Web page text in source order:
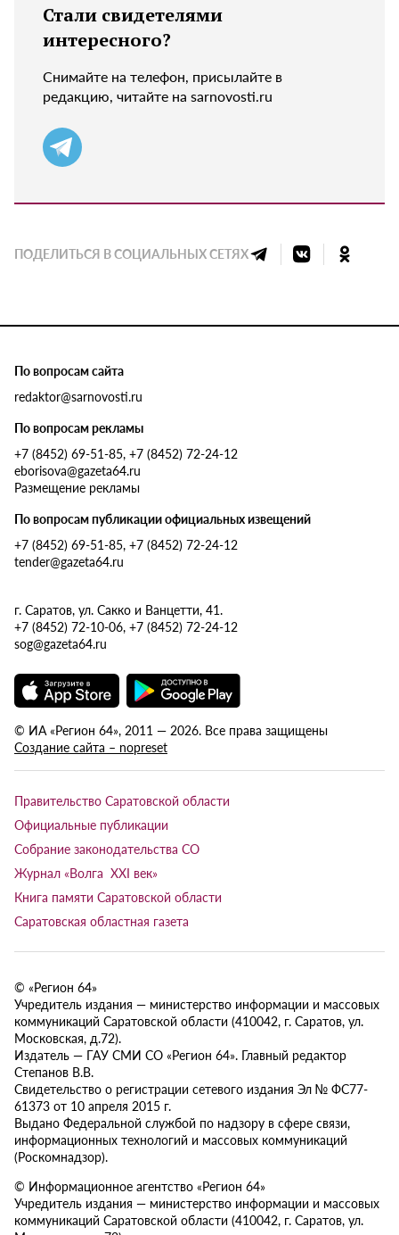
Стали свидетелями
интересного?
Снимайте на телефон, присылайте в
редакцию, читайте на sarnovosti.ru
ПОДЕЛИТЬСЯ В СОЦИАЛЬНЫХ СЕТЯХ
По вопросам сайта
redaktor@sarnovosti.ru
По вопросам рекламы
+7 (8452) 69-51-85, +7 (8452) 72-24-12
eborisova@gazeta64.ru
Размещение рекламы
По вопросам публикации официальных извещений
+7 (8452) 69-51-85, +7 (8452) 72-24-12
tender@gazeta64.ru
г. Саратов, ул. Сакко и Ванцетти, 41.
+7 (8452) 72-10-06, +7 (8452) 72-24-12
sog@gazeta64.ru
© ИА «Регион 64», 2011 — 2026. Все права защищены
Создание сайта – nopreset
Правительство Саратовской области
Официальные публикации
Собрание законодательства СО
Журнал «Волга XXI век»
Книга памяти Саратовской области
Саратовская областная газета
© «Регион 64»
Учредитель издания — министерство информации и массовых
коммуникаций Саратовской области (410042, г. Саратов, ул.
Московская, д.72).
Издатель — ГАУ СМИ СО «Регион 64». Главный редактор
Степанов В.В.
Свидетельство о регистрации сетевого издания Эл № ФС77-
61373 от 10 апреля 2015 г.
Выдано Федеральной службой по надзору в сфере связи,
информационных технологий и массовых коммуникаций
(Роскомнадзор).
© Информационное агентство «Регион 64»
Учредитель издания — министерство информации и массовых
коммуникаций Саратовской области (410042, г. Саратов, ул.